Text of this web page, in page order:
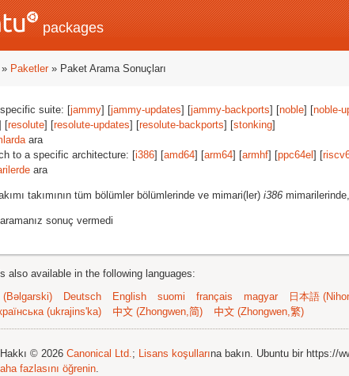
packages
» Paketler» Paket Arama Sonuçları
suite: [jammy] [jammy-updates] [jammy-backports] [noble] [noble-
[resolute] [resolute-updates] [resolute-backports] [stonking]
ara
to a specific architecture: [i386] [amd64] [arm64] [armhf] [ppc64el ] [
ara
takımının tüm bölümler bölümlerinde ve mimari(ler) i386
sonuç vermedi
also available in the following languages:
(Bəlgarski)
Deutsch English suomi français magyar 日本語
(ukrajins'ka) 中文 (Zhongwen,简) 中文 (Zhongwen,繁)
© 2026 Canonical Ltd.; Lisans koşullarına bakın. Ubuntu bir https://
fazlasını öğrenin.